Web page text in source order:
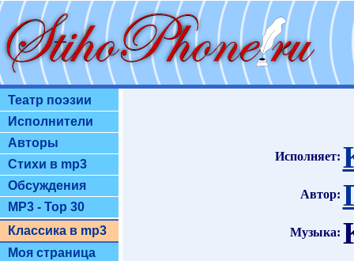
Театр поэзии
Исполнители
Авторы
Стихи в mp3
Обсуждения
MP3 - Top 30
Классика в mp3
Моя страница
Исполняет:
Автор:
Музыка: